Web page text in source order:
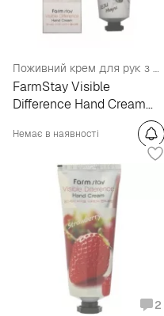
Поживний крем для рук з екстрактом кінського жиру
FarmStay Visible
Difference Hand Cream
Немає в наявності
2